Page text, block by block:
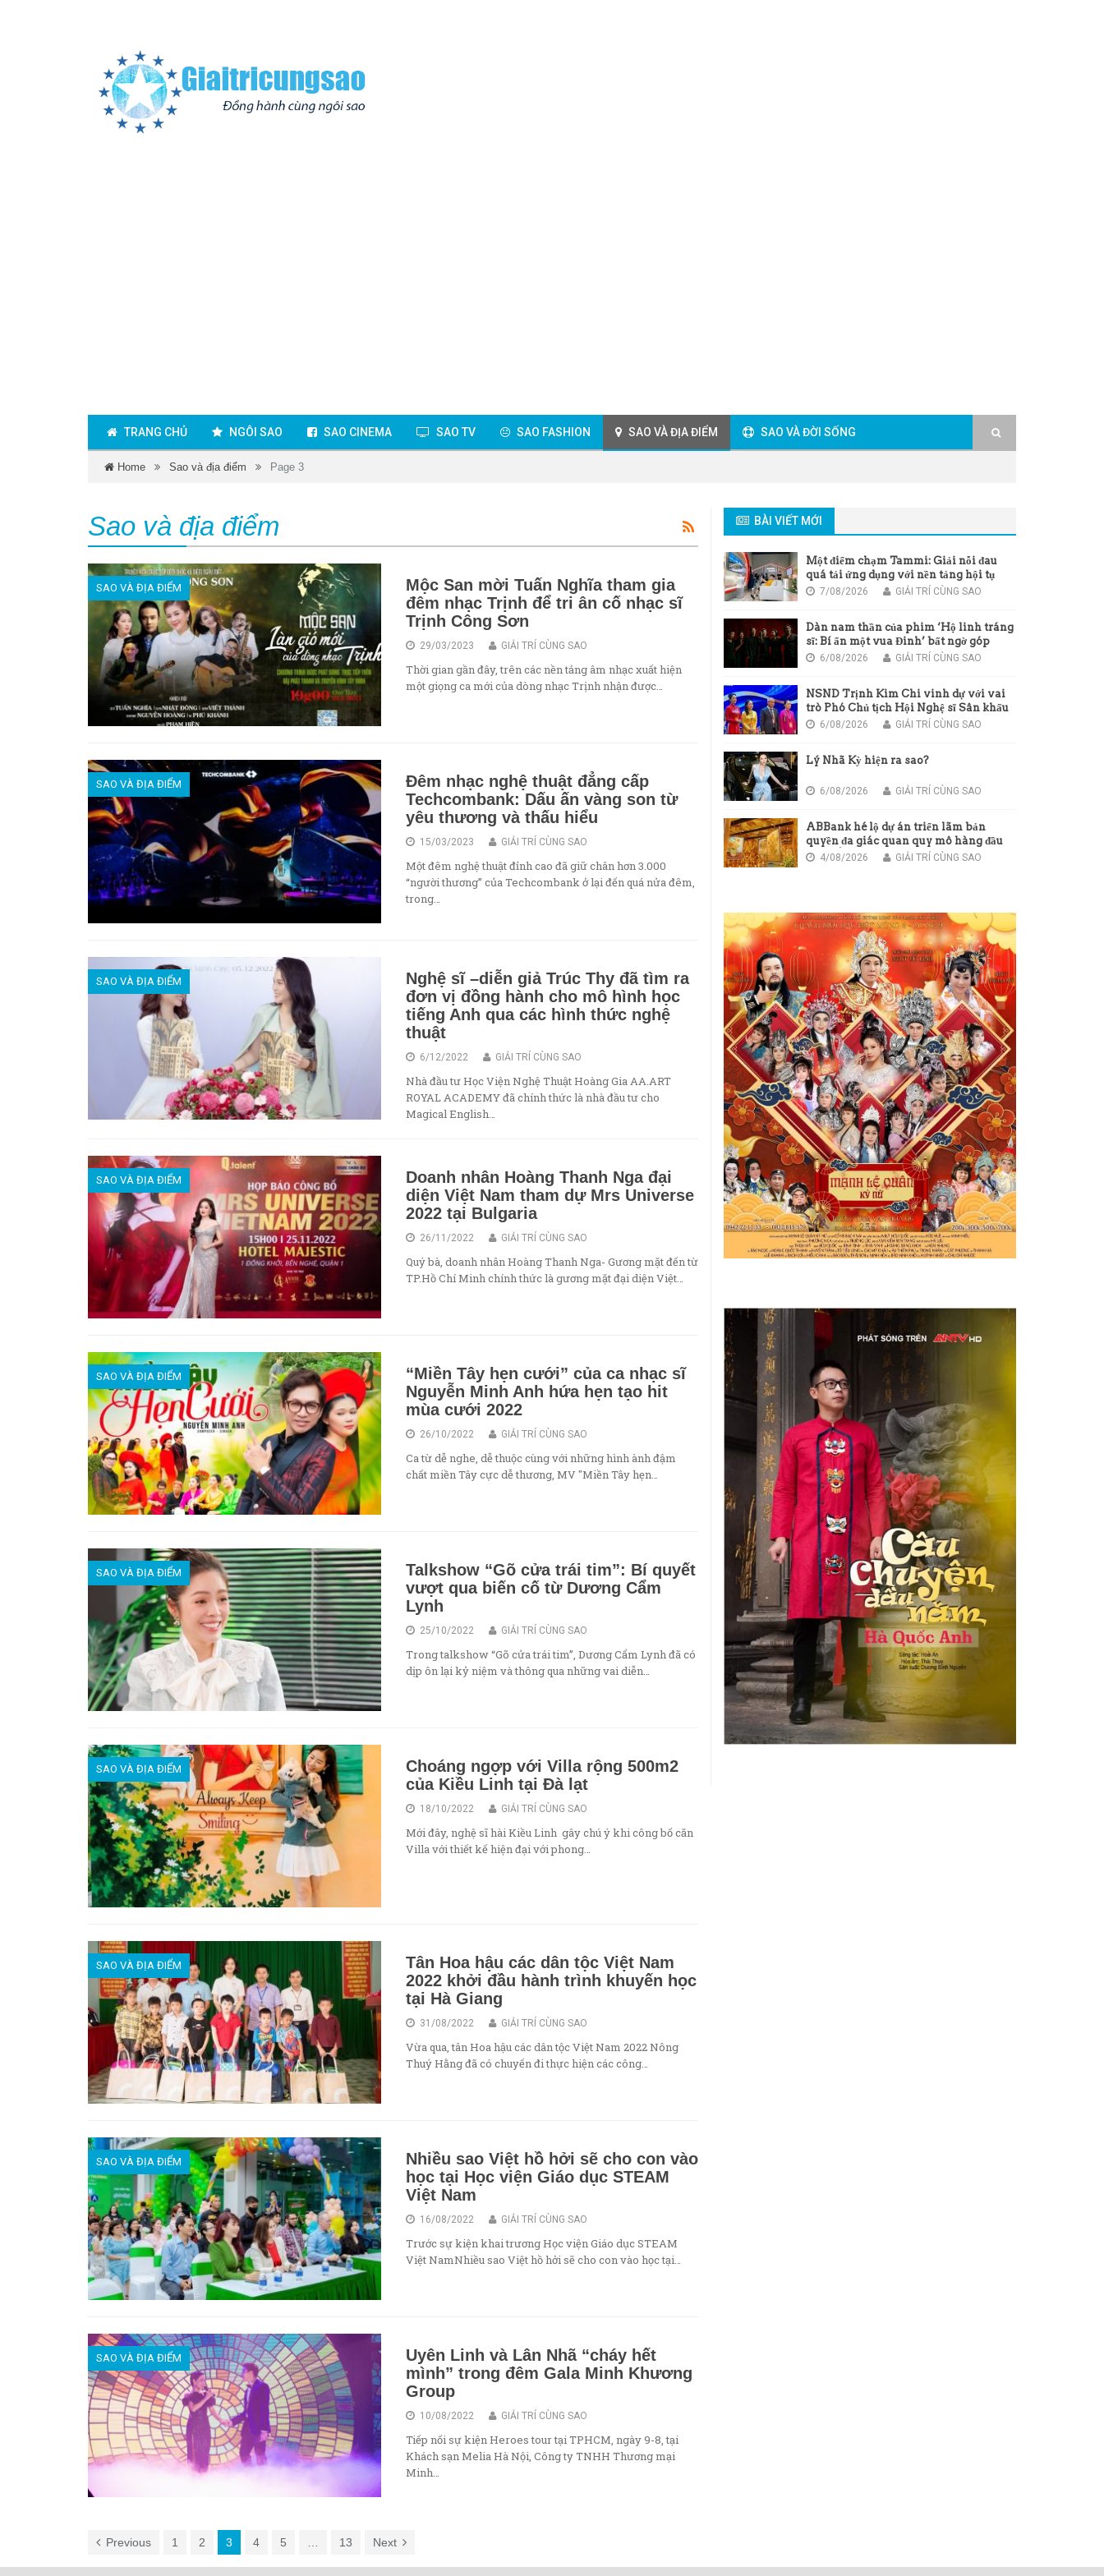
TRANG CHỦ NGÔI SAO SAO CINEMA SAO TV SAO FASHION SAO VÀ ĐỊA ĐIỂM SAO VÀ ĐỜI SỐNG
Home Sao và địa điểm Page 3
Sao và địa điểm
SAO VÀ ĐỊA ĐIỂM
Mộc San mời Tuấn Nghĩa tham gia
đêm nhạc Trịnh để tri ân cố nhạc sĩ
Trịnh Công Sơn
29/03/2023 GIẢI TRÍ CÙNG SAO
Thời gian gần đây, trên các nền tảng âm nhạc xuất hiện
một giọng ca mới của dòng nhạc Trịnh nhận được…
SAO VÀ ĐỊA ĐIỂM
Đêm nhạc nghệ thuật đẳng cấp
Techcombank: Dấu ấn vàng son từ
yêu thương và thấu hiểu
15/03/2023 GIẢI TRÍ CÙNG SAO
Một đêm nghệ thuật đỉnh cao đã giữ chân hơn 3.000
“người thương” của Techcombank ở lại đến quá nửa đêm,
trong…
SAO VÀ ĐỊA ĐIỂM
Nghệ sĩ –diễn giả Trúc Thy đã tìm ra
đơn vị đồng hành cho mô hình học
tiếng Anh qua các hình thức nghệ
thuật
6/12/2022 GIẢI TRÍ CÙNG SAO
Nhà đầu tư Học Viện Nghệ Thuật Hoàng Gia AA.ART
ROYAL ACADEMY đã chính thức là nhà đầu tư cho
Magical English…
SAO VÀ ĐỊA ĐIỂM
Doanh nhân Hoàng Thanh Nga đại
diện Việt Nam tham dự Mrs Universe
2022 tại Bulgaria
26/11/2022 GIẢI TRÍ CÙNG SAO
Quý bà, doanh nhân Hoàng Thanh Nga- Gương mặt đến từ
TP.Hồ Chí Minh chính thức là gương mặt đại diện Việt…
SAO VÀ ĐỊA ĐIỂM
“Miền Tây hẹn cưới” của ca nhạc sĩ
Nguyễn Minh Anh hứa hẹn tạo hit
mùa cưới 2022
26/10/2022 GIẢI TRÍ CÙNG SAO
Ca từ dễ nghe, dễ thuộc cùng với những hình ành đậm
chất miền Tây cực dễ thương, MV "Miền Tây hẹn…
SAO VÀ ĐỊA ĐIỂM
Talkshow “Gõ cửa trái tim”: Bí quyết
vượt qua biến cố từ Dương Cẩm
Lynh
25/10/2022 GIẢI TRÍ CÙNG SAO
Trong talkshow “Gõ cửa trái tim”, Dương Cẩm Lynh đã có
dịp ôn lại kỷ niệm và thông qua những vai diễn…
SAO VÀ ĐỊA ĐIỂM
Choáng ngợp với Villa rộng 500m2
của Kiều Linh tại Đà lạt
18/10/2022 GIẢI TRÍ CÙNG SAO
Mới đây, nghệ sĩ hài Kiều Linh gây chú ý khi công bố căn
Villa với thiết kế hiện đại với phong…
SAO VÀ ĐỊA ĐIỂM
Tân Hoa hậu các dân tộc Việt Nam
2022 khởi đầu hành trình khuyến học
tại Hà Giang
31/08/2022 GIẢI TRÍ CÙNG SAO
Vừa qua, tân Hoa hậu các dân tộc Việt Nam 2022 Nông
Thuý Hằng đã có chuyến đi thực hiện các công…
SAO VÀ ĐỊA ĐIỂM
Nhiều sao Việt hồ hởi sẽ cho con vào
học tại Học viện Giáo dục STEAM
Việt Nam
16/08/2022 GIẢI TRÍ CÙNG SAO
Trước sự kiện khai trương Học viện Giáo dục STEAM
Việt NamNhiều sao Việt hồ hởi sẽ cho con vào học tại…
SAO VÀ ĐỊA ĐIỂM
Uyên Linh và Lân Nhã “cháy hết
mình” trong đêm Gala Minh Khương
Group
10/08/2022 GIẢI TRÍ CÙNG SAO
Tiếp nối sự kiện Heroes tour tại TPHCM, ngày 9-8, tại
Khách sạn Melia Hà Nội, Công ty TNHH Thương mại
Minh…
Previous 1 2 3 4 5 13 Next
BÀI VIẾT MỚI
Một điểm chạm Tammi: Giải nỗi đau
quá tải ứng dụng với nền tảng hội tụ
mới của Viettel
7/08/2026 GIẢI TRÍ CÙNG SAO
Dàn nam thần của phim ‘Hộ linh tráng
sĩ: Bí ẩn một vua Đinh’ bất ngờ góp
giọng trong bài hát chủ đề của phim
6/08/2026 GIẢI TRÍ CÙNG SAO
NSND Trịnh Kim Chi vinh dự với vai
trò Phó Chủ tịch Hội Nghệ sĩ Sân khấu
Việt Nam
6/08/2026 GIẢI TRÍ CÙNG SAO
Lý Nhã Kỳ hiện ra sao?
6/08/2026 GIẢI TRÍ CÙNG SAO
ABBank hé lộ dự án triển lãm bản
quyền đa giác quan quy mô hàng đầu
châu Á
4/08/2026 GIẢI TRÍ CÙNG SAO